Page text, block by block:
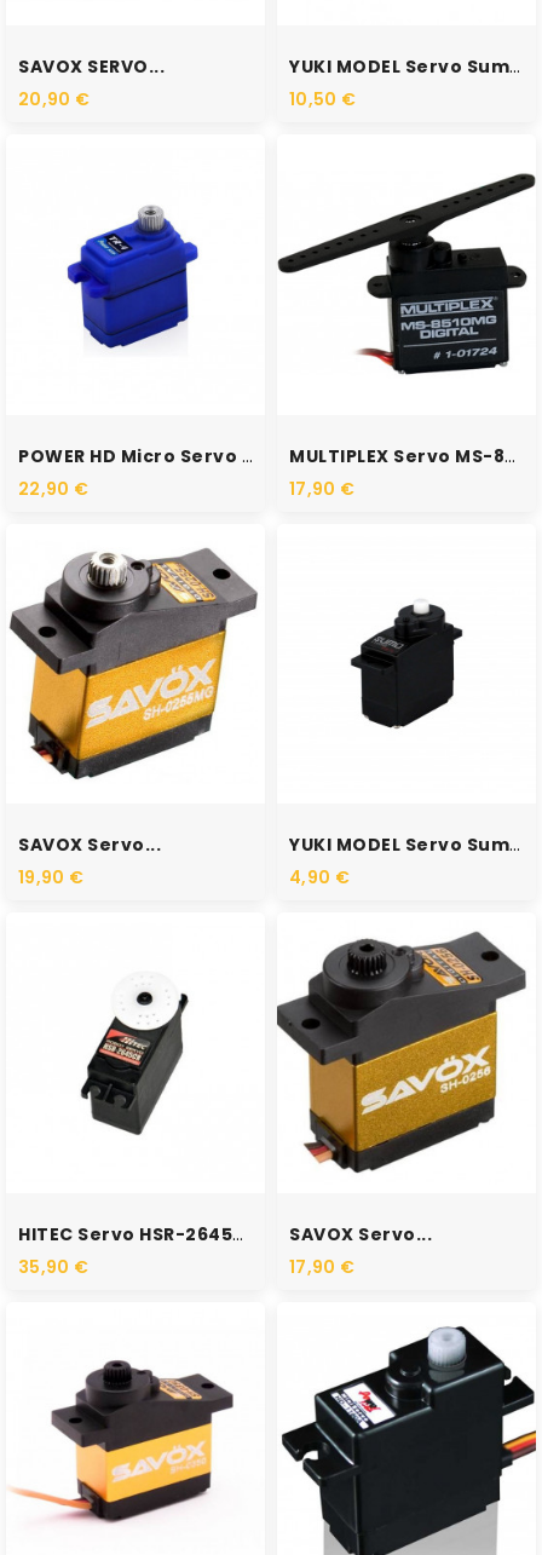
SAVOX SERVO...
20,90 €
YUKI MODEL Servo Sumo...
10,50 €
POWER HD Micro Servo TR-4...
22,90 €
MULTIPLEX Servo MS-8510MG...
17,90 €
SAVOX Servo...
19,90 €
YUKI MODEL Servo Sumo...
4,90 €
HITEC Servo HSR-2645CRH À...
35,90 €
SAVOX Servo...
17,90 €